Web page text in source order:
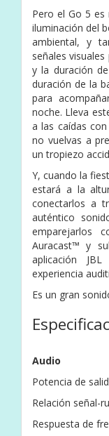
Pero el Go 5
iluminación del
ambiental, y
señales
y la duración
duración de la
para
noche. Lleva
a las caídas
no vuelvas a
un tropiezo
Y, cuando la
estará a la
conectarlos a
auténtico
emparejarlos
Auracast™ y
aplicación
experiencia
Es un gran
Audio
Potencia de
Relación señal-
Respuesta de